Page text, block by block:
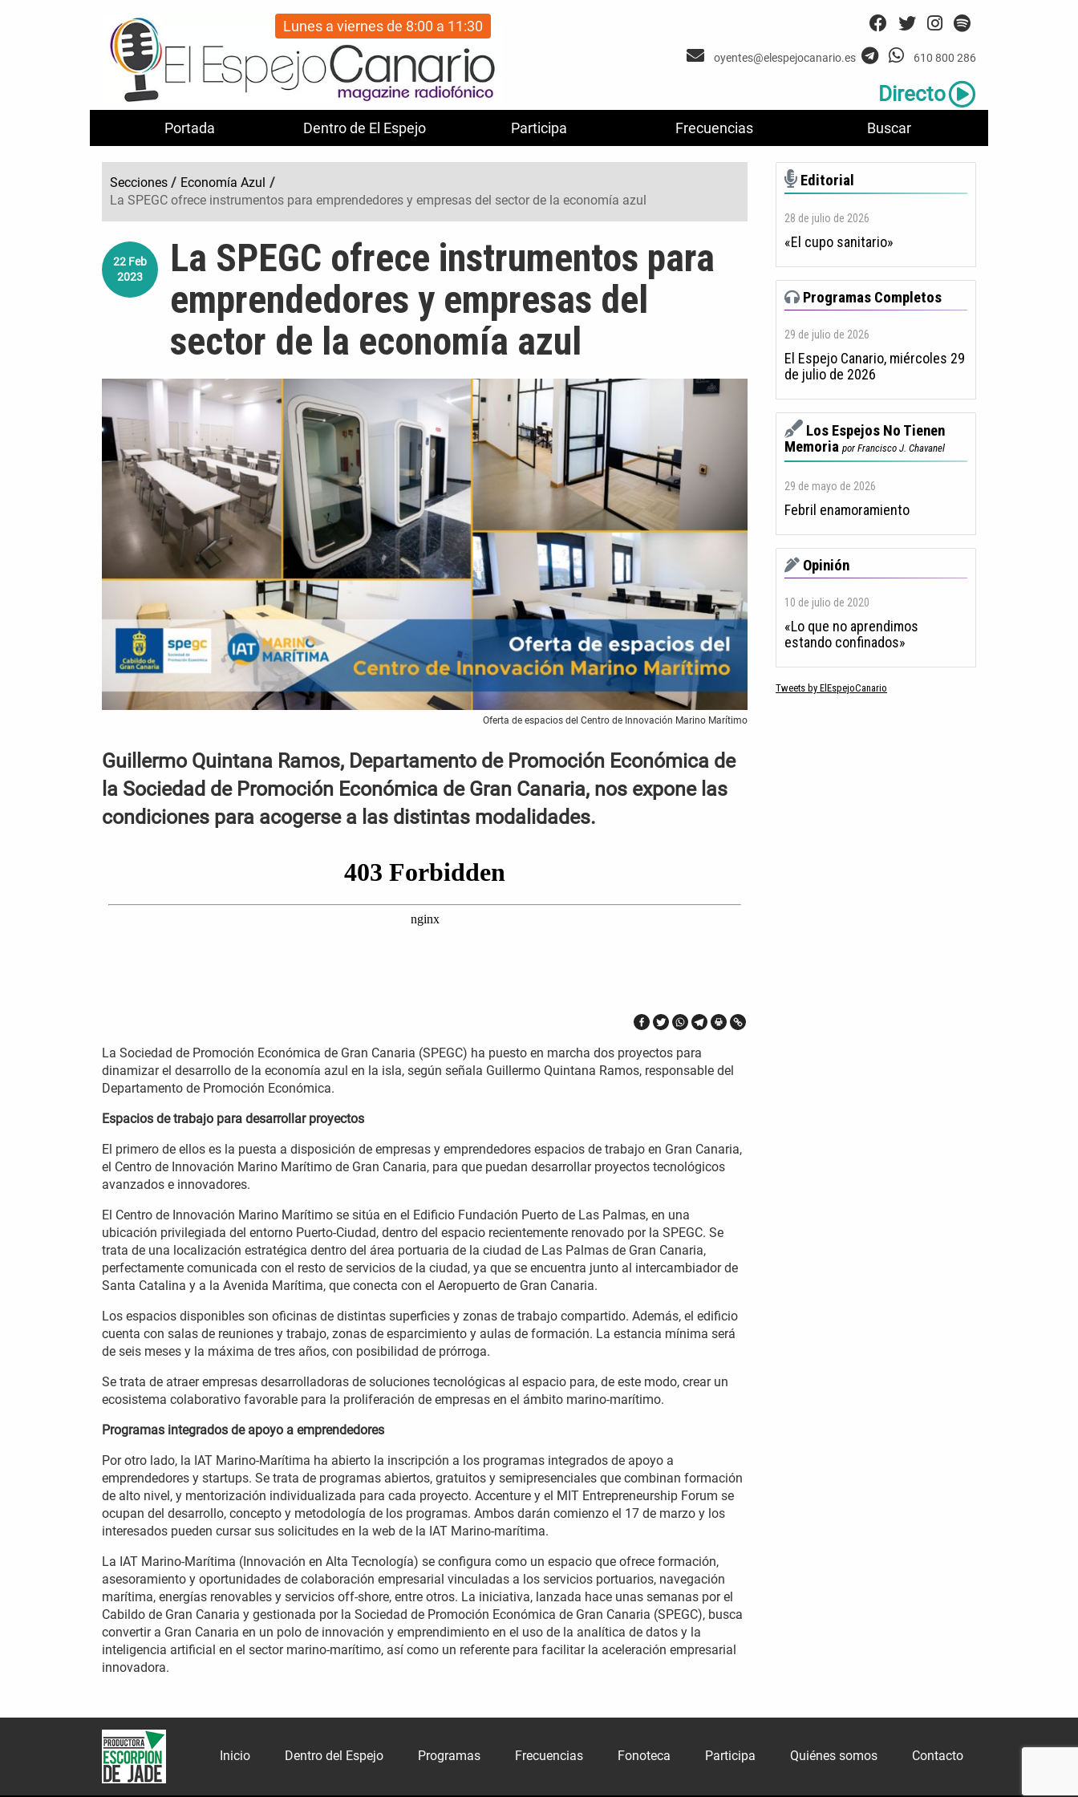
Portada Dentro de El Espejo Participa Frecuencias Buscar
Lunes a viernes de 8:00 a 11:30
oyentes@elespejocanario.es 610 800 286
Directo
Secciones / Economía Azul /
La SPEGC ofrece instrumentos para emprendedores y empresas del sector de la economía azul
22 Feb
2023
La SPEGC ofrece instrumentos para
emprendedores y empresas del
sector de la economía azul
Oferta de espacios del Centro de Innovación Marino Marítimo
Guillermo Quintana Ramos, Departamento de Promoción Económica de
la Sociedad de Promoción Económica de Gran Canaria, nos expone las
condiciones para acogerse a las distintas modalidades.
La Sociedad de Promoción Económica de Gran Canaria (SPEGC) ha puesto en marcha dos proyectos para
dinamizar el desarrollo de la economía azul en la isla, según señala Guillermo Quintana Ramos, responsable del
Departamento de Promoción Económica.
Espacios de trabajo para desarrollar proyectos
El primero de ellos es la puesta a disposición de empresas y emprendedores espacios de trabajo en Gran Canaria,
el Centro de Innovación Marino Marítimo de Gran Canaria, para que puedan desarrollar proyectos tecnológicos
avanzados e innovadores.
El Centro de Innovación Marino Marítimo se sitúa en el Edificio Fundación Puerto de Las Palmas, en una
ubicación privilegiada del entorno Puerto-Ciudad, dentro del espacio recientemente renovado por la SPEGC. Se
trata de una localización estratégica dentro del área portuaria de la ciudad de Las Palmas de Gran Canaria,
perfectamente comunicada con el resto de servicios de la ciudad, ya que se encuentra junto al intercambiador de
Santa Catalina y a la Avenida Marítima, que conecta con el Aeropuerto de Gran Canaria.
Los espacios disponibles son oficinas de distintas superficies y zonas de trabajo compartido. Además, el edificio
cuenta con salas de reuniones y trabajo, zonas de esparcimiento y aulas de formación. La estancia mínima será
de seis meses y la máxima de tres años, con posibilidad de prórroga.
Se trata de atraer empresas desarrolladoras de soluciones tecnológicas al espacio para, de este modo, crear un
ecosistema colaborativo favorable para la proliferación de empresas en el ámbito marino-marítimo.
Programas integrados de apoyo a emprendedores
Por otro lado, la IAT Marino-Marítima ha abierto la inscripción a los programas integrados de apoyo a
emprendedores y startups. Se trata de programas abiertos, gratuitos y semipresenciales que combinan formación
de alto nivel, y mentorización individualizada para cada proyecto. Accenture y el MIT Entrepreneurship Forum se
ocupan del desarrollo, concepto y metodología de los programas. Ambos darán comienzo el 17 de marzo y los
interesados pueden cursar sus solicitudes en la web de la IAT Marino-marítima.
La IAT Marino-Marítima (Innovación en Alta Tecnología) se configura como un espacio que ofrece formación,
asesoramiento y oportunidades de colaboración empresarial vinculadas a los servicios portuarios, navegación
marítima, energías renovables y servicios off-shore, entre otros. La iniciativa, lanzada hace unas semanas por el
Cabildo de Gran Canaria y gestionada por la Sociedad de Promoción Económica de Gran Canaria (SPEGC), busca
convertir a Gran Canaria en un polo de innovación y emprendimiento en el uso de la analítica de datos y la
inteligencia artificial en el sector marino-marítimo, así como un referente para facilitar la aceleración empresarial
innovadora.
Editorial
28 de julio de 2026
«El cupo sanitario»
Programas Completos
29 de julio de 2026
El Espejo Canario, miércoles 29
de julio de 2026
Los Espejos No Tienen
Memoria por Francisco J. Chavanel
29 de mayo de 2026
Febril enamoramiento
Opinión
10 de julio de 2020
«Lo que no aprendimos
estando confinados»
Tweets by ElEspejoCanario
Inicio Dentro del Espejo Programas Frecuencias Fonoteca Participa Quiénes somos Contacto